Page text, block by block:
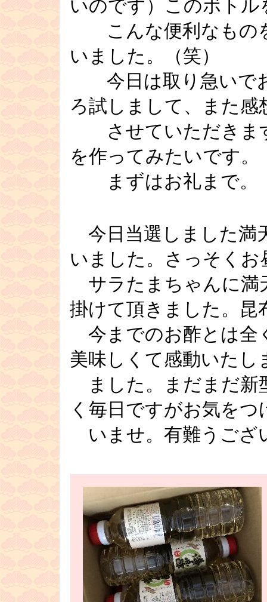
いのです）このボトル
こんな便利なもの
いました。（笑）
今日は取り急いで
ろ試しまして、また感
させていただきま
を作ってみたいです。
まずはお礼ま
今日当選しました満
いました。さっそくお
サラたまちゃんに満
掛けて頂きました。昆
今までのお酢とは全
美味しくて感動いたし
ました。まだまだ新
く毎日ですがお気を
いませ。有難うご